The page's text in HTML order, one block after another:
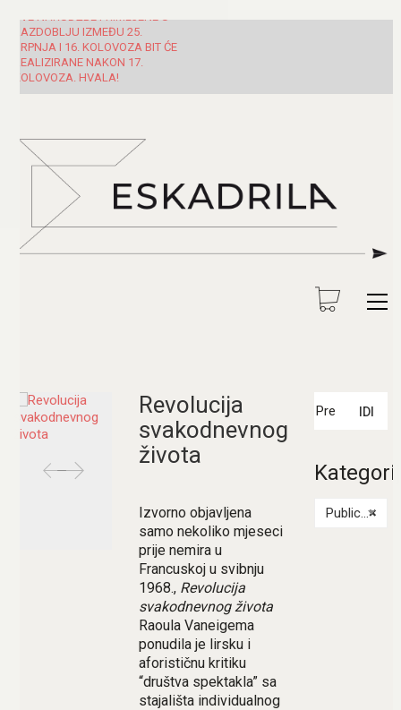
SVE NARUDŽBE PRIMLJENE U
RAZDOBLJU IZMEĐU 25.
SRPNJA I 16. KOLOVOZA BIT ĆE
REALIZIRANE NAKON 17.
KOLOVOZA. HVALA!
Revolucija
svakodnevnog
života
Izvorno objavljena
samo nekoliko mjeseci
prije nemira u
Francuskoj u svibnju
1968., Revolucija
svakodnevnog života
Raoula Vaneigema
ponudila je lirsku i
aforističnu kritiku
“društva spektakla” sa
stajališta individualnog
IDI
×
Publicistika